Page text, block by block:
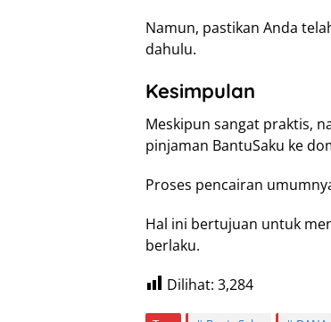
Namun, pastikan Anda
dahulu.
Kesimpulan
Meskipun sangat praktis,
pinjaman BantuSaku ke
Proses pencairan
Hal ini bertujuan untuk
berlaku.
Dilihat: 3,284